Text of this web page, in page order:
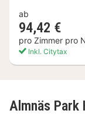
ab
94,42 €
pro Zimmer pro
Inkl. Citytax
Almnäs Park